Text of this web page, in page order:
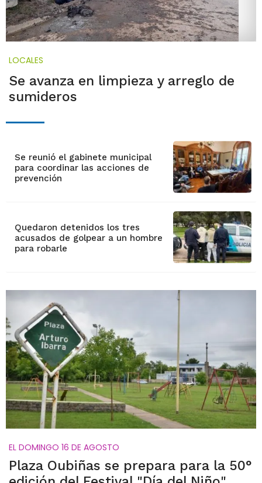
LOCALES
Se avanza en limpieza y arreglo de
sumideros
Se reunió el gabinete municipal
para coordinar las acciones de
prevención
Quedaron detenidos los tres
acusados de golpear a un hombre
para robarle
EL DOMINGO 16 DE AGOSTO
Plaza Oubiñas se prepara para la 50°